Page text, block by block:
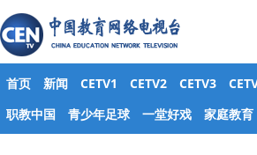
首页 新闻 CETV1 CETV2 CETV3
职教中国
青少年足球 一堂好戏 家庭教育